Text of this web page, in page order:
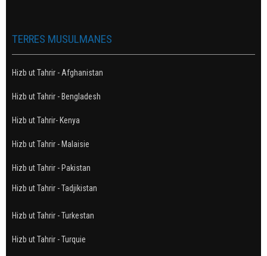
TERRES MUSULMANES
Hizb ut Tahrir - Afghanistan
Hizb ut Tahrir - Bengladesh
Hizb ut Tahrir- Kenya
Hizb ut Tahrir - Malaisie
Hizb ut Tahrir - Pakistan
Hizb ut Tahrir - Tadjikistan
Hizb ut Tahrir - Turkestan
Hizb ut Tahrir - Turquie